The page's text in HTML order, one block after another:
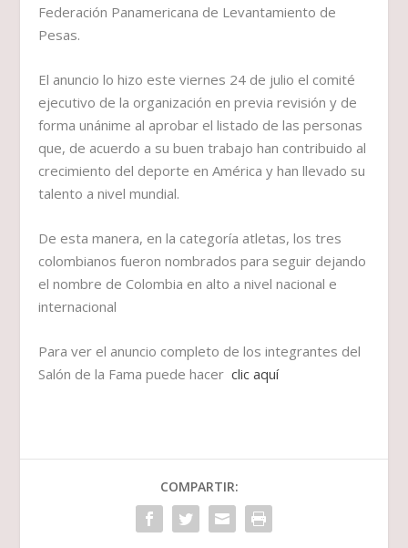
Federación Panamericana de Levantamiento de
Pesas.
El anuncio lo hizo este viernes 24 de julio el comité
ejecutivo de la organización en previa revisión y de
forma unánime al aprobar el listado de las personas
que, de acuerdo a su buen trabajo han contribuido al
crecimiento del deporte en América y han llevado su
talento a nivel mundial.
De esta manera, en la categoría atletas, los tres
colombianos fueron nombrados para seguir dejando
el nombre de Colombia en alto a nivel nacional e
internacional
Para ver el anuncio completo de los integrantes del
Salón de la Fama puede hacerclic aquí
COMPARTIR: